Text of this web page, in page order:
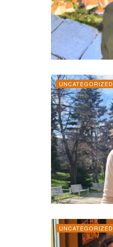
UNCATEGORIZED
UNCATEGORIZED